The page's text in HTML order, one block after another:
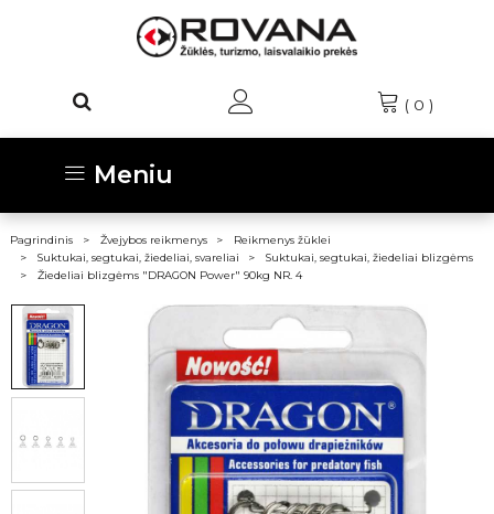
( 0 )
Meniu
Pagrindinis Žvejybos reikmenys
Reikmenys žūklei
Suktukai, segtukai, žiedeliai, svareliai
Suktukai, segtukai, žiedeliai blizgėms
Žiedeliai blizgėms "DRAGON Power" 90kg NR. 4